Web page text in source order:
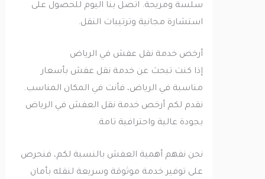
سلسة ومريحة. اتصل بنا اليوم للحصول على
استشارة مجانية وترتيبات النقل.
أرخص خدمة نقل عفش في الرياض
إذا كنت تبحث عن خدمة نقل عفش بأسعار
مناسبة في الرياض، فأنت في المكان المناسب.
نقدم لكم أرخص خدمة نقل العفش في الرياض
بجودة عالية واحترافية تامة.
نحن نفهم أهمية العفش بالنسبة لكم، فنحرص
على توفير خدمة موثوقة وسريعة لنقله بأمان